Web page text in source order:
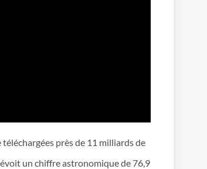
près de 11 milliards de
un chiffre astronomique de 76,9